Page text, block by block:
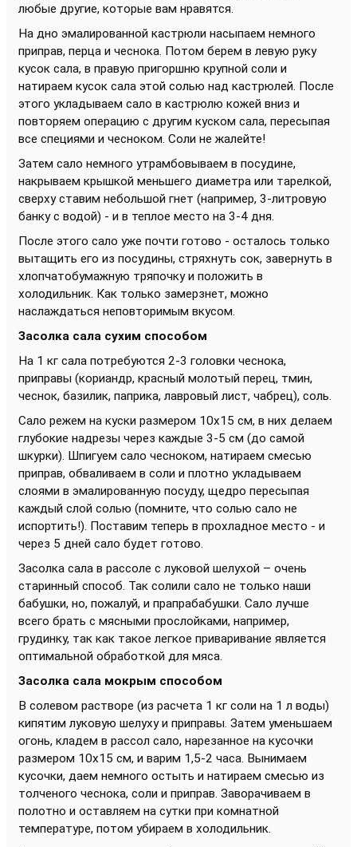
любые другие, которые вам нравятся.
На дно эмалированной кастрюли насыпаем немного
приправ, перца и чеснока. Потом берем в левую руку
кусок сала, в правую пригоршню крупной соли и
натираем кусок сала этой солью над кастрюлей. После
этого укладываем сало в кастрюлю кожей вниз и
повторяем операцию с другим куском сала, пересыпая
все специями и чесноком. Соли не жалейте!
Затем сало немного утрамбовываем в посудине,
накрываем крышкой меньшего диаметра или тарелкой,
сверху ставим небольшой гнет (например, 3-литровую
банку с водой) - и в теплое место на 3-4 дня.
После этого сало уже почти готово - осталось только
вытащить его из посудины, стряхнуть сок, завернуть в
хлопчатобумажную тряпочку и положить в
холодильник. Как только замерзнет, можно
наслаждаться неповторимым вкусом.
Засолка сала сухим способом
На 1 кг сала потребуются 2-3 головки чеснока,
приправы (кориандр, красный молотый перец, тмин,
чеснок, базилик, паприка, лавровый лист, чабрец), соль.
Сало режем на куски размером 10х15 см, в них делаем
глубокие надрезы через каждые 3-5 см (до самой
шкурки). Шпигуем сало чесноком, натираем смесью
приправ, обваливаем в соли и плотно укладываем
слоями в эмалированную посуду, щедро пересыпая
каждый слой солью (помните, что солью сало не
испортить!). Поставим теперь в прохладное место - и
через 5 дней сало будет готово.
Засолка сала в рассоле с луковой шелухой – очень
старинный способ. Так солили сало не только наши
бабушки, но, пожалуй, и прапрабабушки. Сало лучше
всего брать с мясными прослойками, например,
грудинку, так как такое легкое приваривание является
оптимальной обработкой для мяса.
Засолка сала мокрым способом
В солевом растворе (из расчета 1 кг соли на 1 л воды)
кипятим луковую шелуху и приправы. Затем уменьшаем
огонь, кладем в рассол сало, нарезанное на кусочки
размером 10x15 см, и варим 1,5-2 часа. Вынимаем
кусочки, даем немного остыть и натираем смесью из
толченого чеснока, соли и приправ. Заворачиваем в
полотно и оставляем на сутки при комнатной
температуре, потом убираем в холодильник.